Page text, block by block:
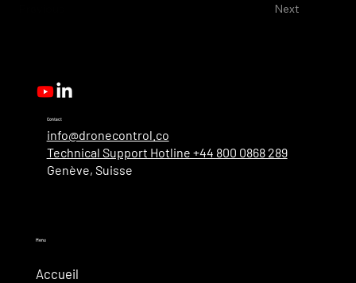
Next
Contact
info@dronecontrol.co
Technical Support Hotline +44 800 0868 289
Genève, Suisse
Menu
Accueil